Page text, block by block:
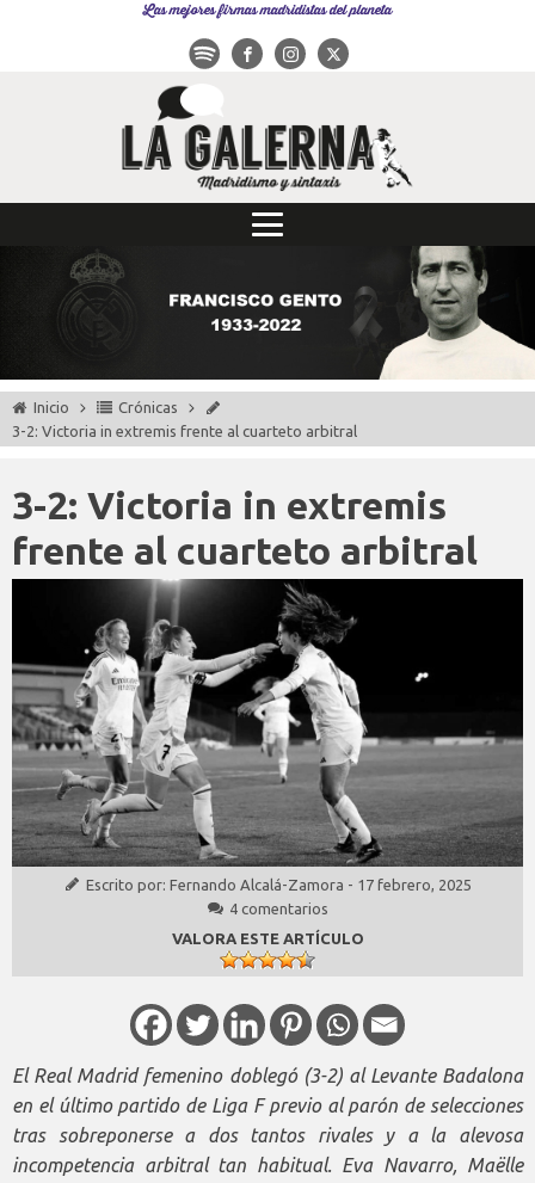
Las mejores firmas madridistas del planeta
Inicio
Crónicas
3-2: Victoria in extremis frente al cuarteto arbitral
3-2: Victoria in extremis
frente al cuarteto arbitral
Escrito por: Fernando Alcalá-Zamora - 17 febrero, 2025
4 comentarios
VALORA ESTE ARTÍCULO
El Real Madrid femenino doblegó (3-2) al Levante Badalona
en el último partido de Liga F previo al parón de selecciones
tras sobreponerse a dos tantos rivales y a la alevosa
incompetencia arbitral tan habitual. Eva Navarro, Maëlle